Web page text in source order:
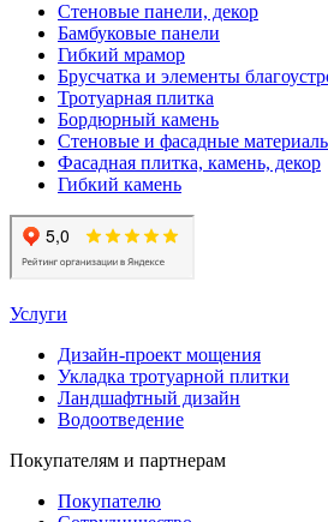
Стеновые панели, декор
Бамбуковые панели
Гибкий мрамор
Брусчатка и элементы
Тротуарная плитка
Бордюрный камень
Стеновые и фасадные
Фасадная плитка, камень, декор
Гибкий камень
Услуги
Дизайн-проект мощения
Укладка тротуарной плитки
Ландшафтный дизайн
Водоотведение
Покупателям и партнерам
Покупателю